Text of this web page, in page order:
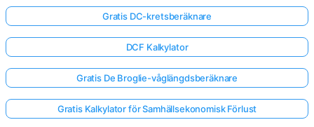
Gratis DC-kretsberäknare
DCF Kalkylator
Gratis De Broglie-våglängdsberäknare
Gratis Kalkylator för Samhällsekonomisk Förlust